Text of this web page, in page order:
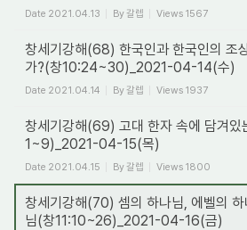
Date 2021.04.13 By갈렙 Views 1567
창세기강해(68) 한국인과 한국인의 조
가?(창10:24~30)_2021-04-14(수)
Date 2021.04.14 By갈렙 Views 1937
창세기강해(69) 고대 한자 속에 담겨있
1~9)_2021-04-15(목)
Date 2021.04.15 By갈렙 Views 1800
창세기강해(70) 셈의 하나님, 에벨의
님(창11:10~26)_2021-04-16(금)